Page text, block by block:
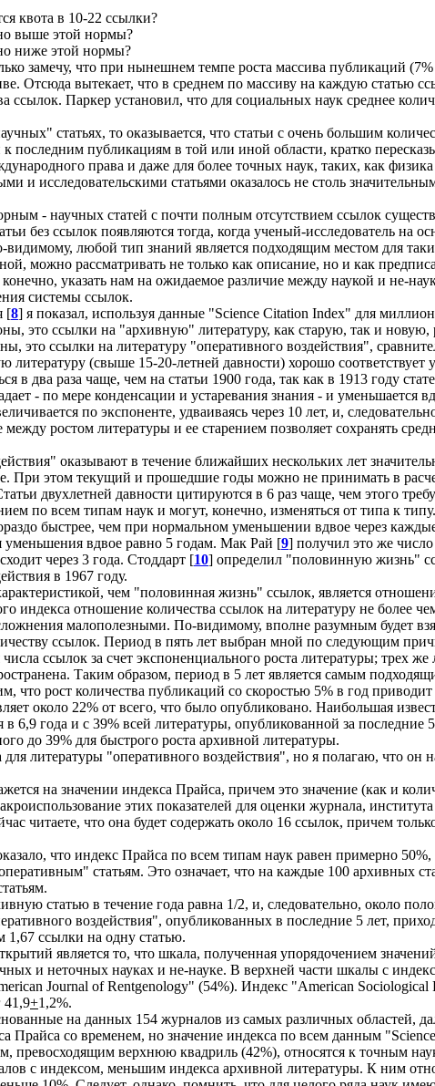
квота в 10-22 ссылки?
выше этой нормы?
ниже этой нормы?
замечу, что при нынешнем темпе роста массива публикаций
Отсюда вытекает, что в среднем по массиву на каждую статью
Паркер установил, что для социальных наук среднее
статьях, то оказывается, что статьи с очень большим
последним публикациям в той или иной области, кратко
права и даже для более точных наук, таких, как
и исследовательскими статьями оказалось не столь
- научных статей с почти полным отсутствием ссылок
без ссылок появляются тогда, когда ученый-исследователь на
любой тип знаний является подходящим местом для
можно рассматривать не только как описание, но и как
указать нам на ожидаемое различие между наукой и не-
системы ссылок.
[8] я показал, используя данные "Science Citation Index" для
это ссылки на "архивную" литературу, как старую, так и
это ссылки на литературу "оперативного воздействия",
литературу (свыше 15-20-летней давности) хорошо
в два раза чаще, чем на статьи 1900 года, так как в 1913 году
- по мере конденсации и устаревания знания - и уменьшается
по экспоненте, удваиваясь через 10 лет, и,
между ростом литературы и ее старением позволяет сохранять
оказывают в течение ближайших нескольких лет
При этом текущий и прошедшие годы можно не принимать в
двухлетней давности цитируются в 6 раз чаще, чем этого
по всем типам наук и могут, конечно, изменяться от типа к
быстрее, чем при нормальном уменьшении вдвое через
уменьшения вдвое равно 5 годам. Мак Рай [9] получил это же
через 3 года. Стоддарт [10] определил "половинную жизнь"
в 1967 году.
чем "половинная жизнь" ссылок, является
индекса отношение количества ссылок на литературу не более
малополезными. По-видимому, вполне разумным будет
ссылок. Период в пять лет выбран мной по следующим
ссылок за счет экспоненциального роста литературы; трех
Таким образом, период в 5 лет является самым
что рост количества публикаций со скоростью 5% в год
около 22% от всего, что было опубликовано. Наибольшая
в 6,9 года и с 39% всей литературы, опубликованной за
до 39% для быстрого роста архивной литературы.
литературы "оперативного воздействия", но я полагаю, что он
на значении индекса Прайса, причем это значение (как и
этих показателей для оценки журнала,
читаете, что она будет содержать около 16 ссылок, причем
что индекс Прайса по всем типам наук равен примерно
статьям. Это означает, что на каждые 100 архивных
статью в течение года равна 1/2, и, следовательно, около
воздействия", опубликованных в последние 5 лет,
ссылки на одну статью.
является то, что шкала, полученная упорядочением
и неточных науках и не-науке. В верхней части шкалы с
Journal of Rentgenology" (54%). Индекс "American Sociological
41,9+1,2%.
на данных 154 журналов из самых различных областей,
Прайса со временем, но значение индекса по всем данным
превосходящим верхнюю квадриль (42%), относятся к точным
с индексом, меньшим индекса архивной литературы. К ним